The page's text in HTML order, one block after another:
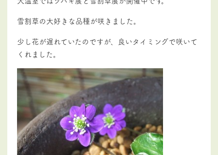
雪割草の大好きな品種が咲きました。
少し花が遅れていたのですが、良いタイミングで咲いて
くれました。